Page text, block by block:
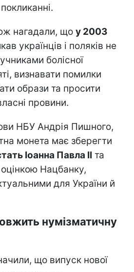
нагадали, що у 2003
українців і поляків не
болісної
визнавати помилки
образи та просити
провини.
НБУ Андрія Пишного,
монета має зберегти
Іоанна Павла II та
оцінкою Нацбанку,
для України й
нумізматичну
що випуск нової